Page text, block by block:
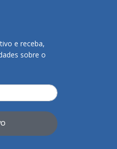
e receba,
sobre o